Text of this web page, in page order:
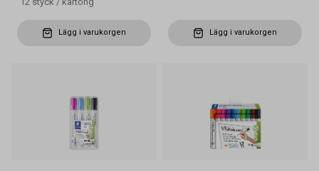
Lägg i varukorgen Lägg i varukorgen